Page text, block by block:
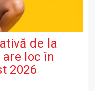
de la
loc în
2026